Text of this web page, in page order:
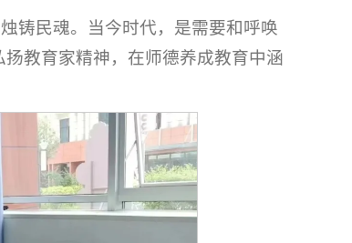
铸民魂。当今时代，是需要和呼唤
扬教育家精神，在师德养成教育中涵